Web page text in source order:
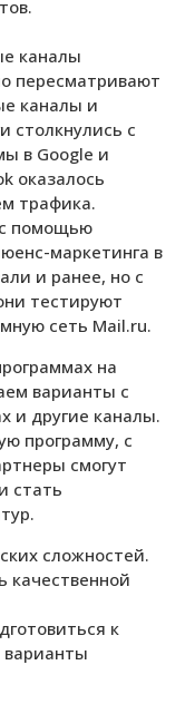
каналы
пересматривают
каналы и
столкнулись с
в Google и
оказалось
трафика.
с помощью
маркетинга в
и ранее, но с
тестируют
сеть Mail.ru.
на
варианты с
и другие каналы.
программу, с
смогут
стать
сложностей.
качественной
к
варианты